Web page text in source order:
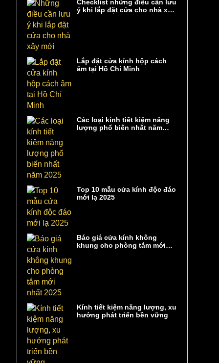
Checklist những điều cần lưu
ý khi lắp đặt cửa cho nhà xây
Lắp đặt cửa kính hộp cách
âm tại Hồ Chí Minh
Các loại kính tiết kiệm năng
lượng phổ biến nhất năm
Top 10 mẫu cửa kính độc đáo
mới lạ 2025
Báo giá cửa kính không
khung cho phòng tắm mới
Kính tiết kiệm năng lượng, xu
hướng phát triển bền vững